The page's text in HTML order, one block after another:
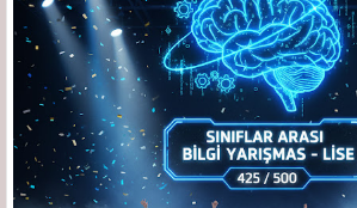
🧠 Zeka Meydanı
🏆 Konulu Yarışmalar
👥 Öğrenciler Yarışıyor
⚔️ Din Kültürü Düelloları
🗣️ Türkçe